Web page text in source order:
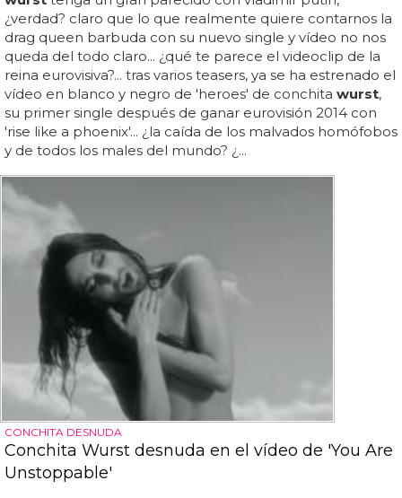
¿verdad? claro que lo que realmente quiere contarnos la
drag queen barbuda con su nuevo single y vídeo no nos
queda del todo claro... ¿qué te parece el videoclip de la
reina eurovisiva?... tras varios teasers, ya se ha estrenado el
vídeo en blanco y negro de 'heroes' de conchita wurst,
su primer single después de ganar eurovisión 2014 con
'rise like a phoenix'... ¿la caída de los malvados homófobos
y de todos los males del mundo? ¿...
CONCHITA DESNUDA
Conchita Wurst desnuda en el vídeo de 'You Are
Unstoppable'